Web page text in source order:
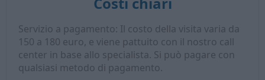
Servizio a pagamento: Il costo della visita varia da
150 a 180 euro, e viene pattuito con il nostro call
center in base allo specialista. Si può pagare con
qualsiasi metodo di pagamento.